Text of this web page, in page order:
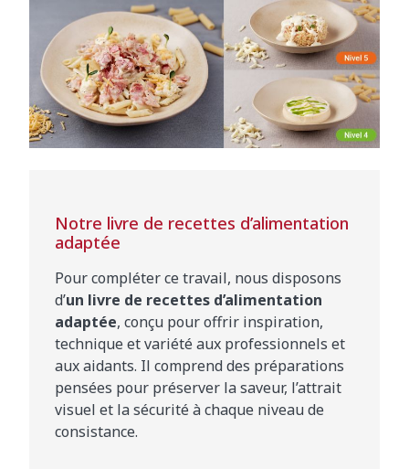
Notre livre de recettes d’alimentation
adaptée
Pour compléter ce travail, nous disposons
d’un livre de recettes d’alimentation
adaptée, conçu pour offrir inspiration,
technique et variété aux professionnels et
aux aidants. Il comprend des préparations
pensées pour préserver la saveur, l’attrait
visuel et la sécurité à chaque niveau de
consistance.